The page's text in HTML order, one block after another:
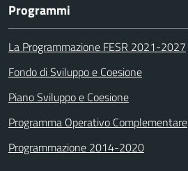
Programmi
La Programmazione FESR 2021-2027
Fondo di Sviluppo e Coesione
Piano Sviluppo e Coesione
Programma Operativo Complementare
Programmazione 2014-2020